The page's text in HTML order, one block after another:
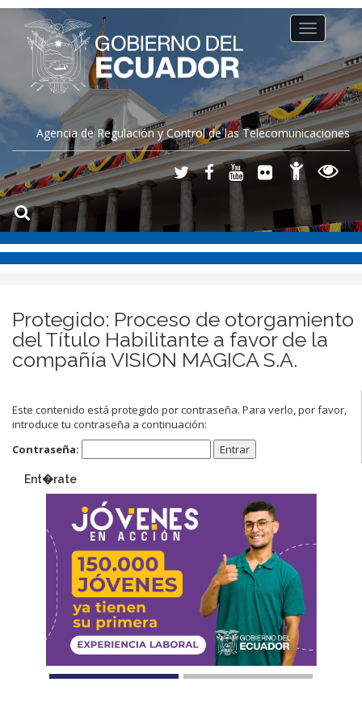
Agencia de Regulación y Control de las Telecomunicaciones
Toggle
navigation
Protegido: Proceso de otorgamiento
del Título Habilitante a favor de la
compañía VISION MAGICA S.A.
Este contenido está protegido por contraseña. Para verlo, por favor,
introduce tu contraseña a continuación:
Contraseña:
Ent�rate